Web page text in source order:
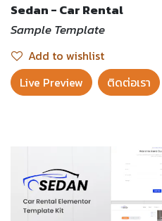
Sedan - Car Rental
Sample Template
Add to wishlist
Live Preview​
ติดต่อเรา